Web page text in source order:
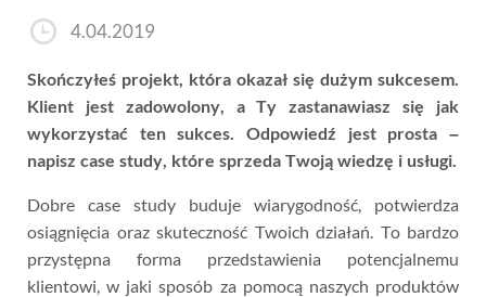
4.04.2019
Skończyłeś projekt, która okazał się dużym sukcesem.
Klient jest zadowolony, a Ty zastanawiasz się jak
wykorzystać ten sukces. Odpowiedź jest prosta –
napisz case study, które sprzeda Twoją wiedzę i usługi.
Dobre case study buduje wiarygodność, potwierdza
osiągnięcia oraz skuteczność Twoich działań. To bardzo
przystępna forma przedstawienia potencjalnemu
klientowi, w jaki sposób za pomocą naszych produktów